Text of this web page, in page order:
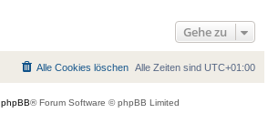
Gehe zu
Alle Zeiten sind UTC+01:00
Alle Cookies löschen
phpBB® Forum Software © phpBB Limited